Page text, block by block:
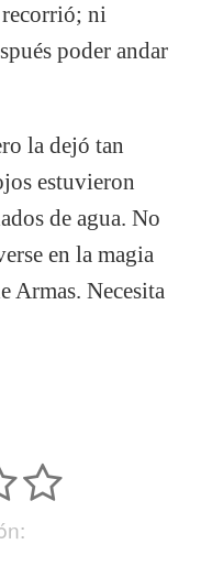
ni
poder andar
la dejó tan
estuvieron
de agua. No
en la magia
Armas. Necesita